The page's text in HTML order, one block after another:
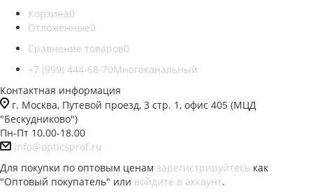
Корзина0
Отложенные0
Сравнение товаров0
+7 (999) 444-68-70Многоканальный
Контактная информация
г. Москва, Путевой проезд, 3 стр. 1, офис 405 (МЦД
"Бескудниково")
Пн-Пт 10.00-18.00
info@opticsprof.ru
Для покупки по оптовым ценам зарегистрируйтесь как
"Оптовый покупатель" или войдите в аккаунт.